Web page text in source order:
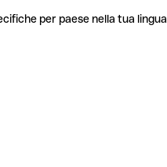
per paese nella tua lingua